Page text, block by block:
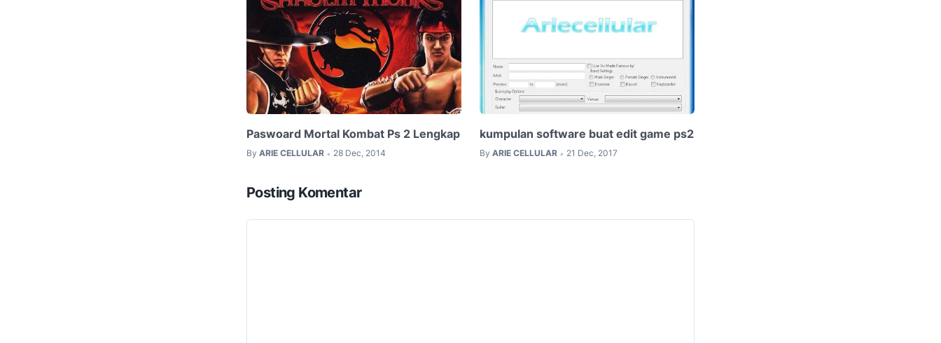
Paswoard Mortal Kombat Ps 2 Lengkap
By ARIE CELLULAR • 28 Dec, 2014
kumpulan software buat edit game ps2
By ARIE CELLULAR • 21 Dec, 2017
Posting Komentar